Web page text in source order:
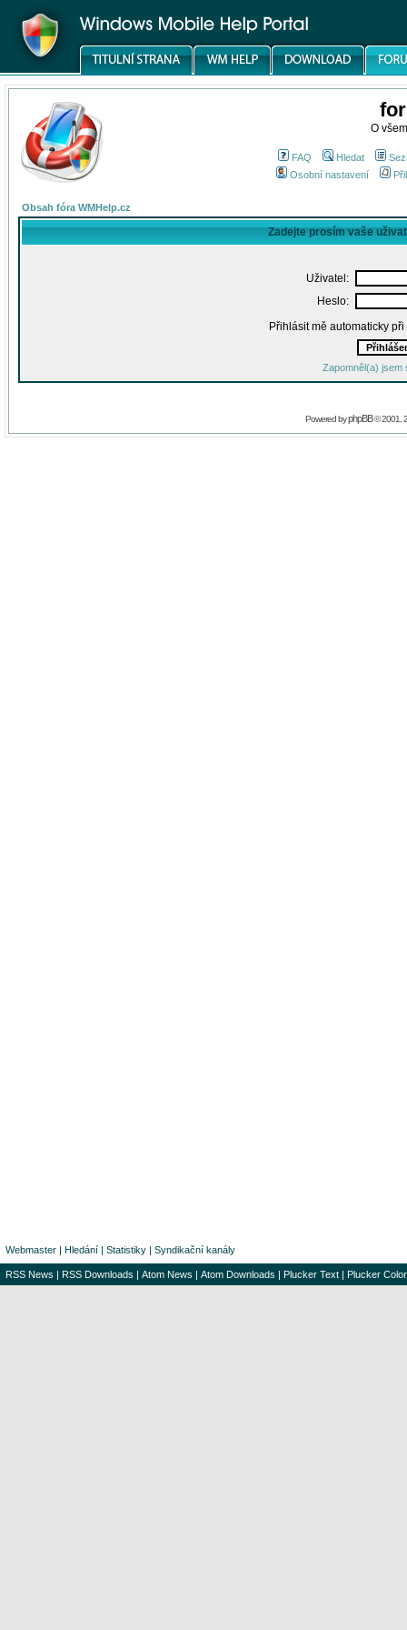
O
FAQ Hledat
Osobní nastavení
Obsah fóra WMHelp.cz
Zadejte prosím vaše
Uživatel:
Heslo:
Přihlásit mě automaticky
Zapomněl(a) jsem
Powered byphpBB© 2001,
Webmaster | Hledání | Statistiky | Syndikační kanály
RSS News | RSS Downloads | Atom News | Atom Downloads | Plucker Text | Plucker Color